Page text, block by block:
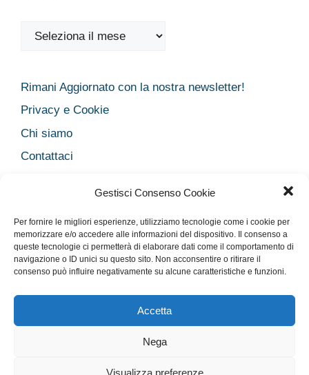
Gestisci Consenso Cookie
Per fornire le migliori esperienze, utilizziamo tecnologie come i cookie per
memorizzare e/o accedere alle informazioni del dispositivo. Il consenso a
queste tecnologie ci permetterà di elaborare dati come il comportamento di
navigazione o ID unici su questo sito. Non acconsentire o ritirare il
consenso può influire negativamente su alcune caratteristiche e funzioni.
Accetta
Nega
Visualizza preferenze
Archivi
Rimani Aggiornato con la nostra newsletter!
Privacy e Cookie
Chi siamo
Contattaci
Cookie Policy
Disclaimer medico
Disconoscimento
Imprint
Rimani Aggiornato con la nostra newsletter!
Privacy e Cookie
Chi siamo Contattaci